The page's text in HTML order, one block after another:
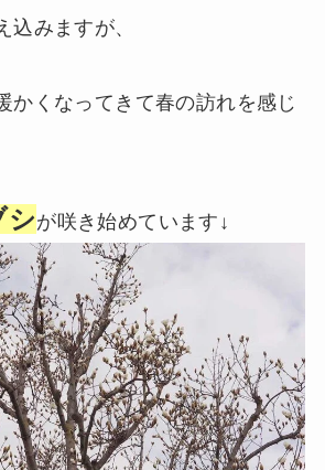
込みますが、
かくなってきて春の訪れを感じ
シが咲き始めています↓